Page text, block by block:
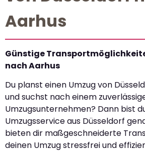
Aarhus
Günstige
nach Aarhus
Du planst einen Umzug von
und suchst nach einem
Umzugsunternehmen? Dann bist
Umzugsservice aus Düsseldorf
bieten dir maßgeschneiderte
deinen Umzug stressfrei und